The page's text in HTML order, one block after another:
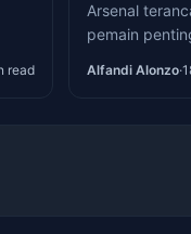
read
Arsenal
pemain
perempat
Alfandi Alonzo·